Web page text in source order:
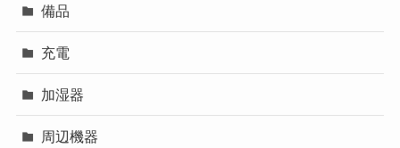
備品
充電
加湿器
周辺機器